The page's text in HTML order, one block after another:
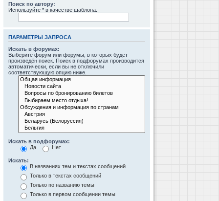
Поиск по автору:
Используйте * в качестве шаблона.
ПАРАМЕТРЫ ЗАПРОСА
Искать в форумах:
Выберите форум или форумы, в которых будет
произведён поиск. Поиск в подфорумах производится
автоматически, если вы не отключили
соответствующую опцию ниже.
Искать в подфорумах:
Да
Нет
Искать:
В названиях тем и текстах сообщений
Только в текстах сообщений
Только по названию темы
Только в первом сообщении темы